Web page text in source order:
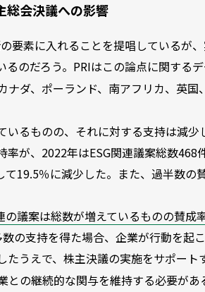
総会決議への影響
要素に入れることを提唱しているが
のだろう。PRIはこの論点に関する
ナダ、ポーランド、南アフリカ、英
るものの、それに対する支持は減
が、2022年はESG関連議案総数468
19.5％に減少した。また、過半数の
の議案は総数が増えているものの賛成
の支持を得た場合、企業が行動を起
うえで、株主決議の実施をサポート
との継続的な関与を維持する必要が